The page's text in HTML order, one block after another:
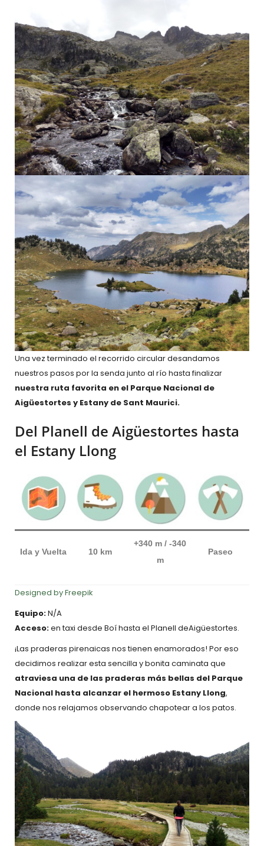
Una vez terminado el recorrido circular desandamos
nuestros pasos por la senda junto al río hasta finalizar
nuestra ruta favorita en el Parque Nacional de
Aigüestortes y Estany de Sant Maurici.
Del Planell de Aigüestortes hasta
el Estany Llong
Ida y Vuelta 10 km
+340 m / -340
m
Paseo
Designed by Freepik
Equipo:N/A
Acceso:en taxi desde Boí hasta el Planell deAigüestortes.
¡Las praderas pirenaicas nos tienen enamorados! Por eso
decidimos realizar esta sencilla y bonita caminata que
atraviesa una de las praderas más bellas del Parque
Nacional hasta alcanzar el hermoso Estany Llong,
donde nos relajamos observando chapotear a los patos.